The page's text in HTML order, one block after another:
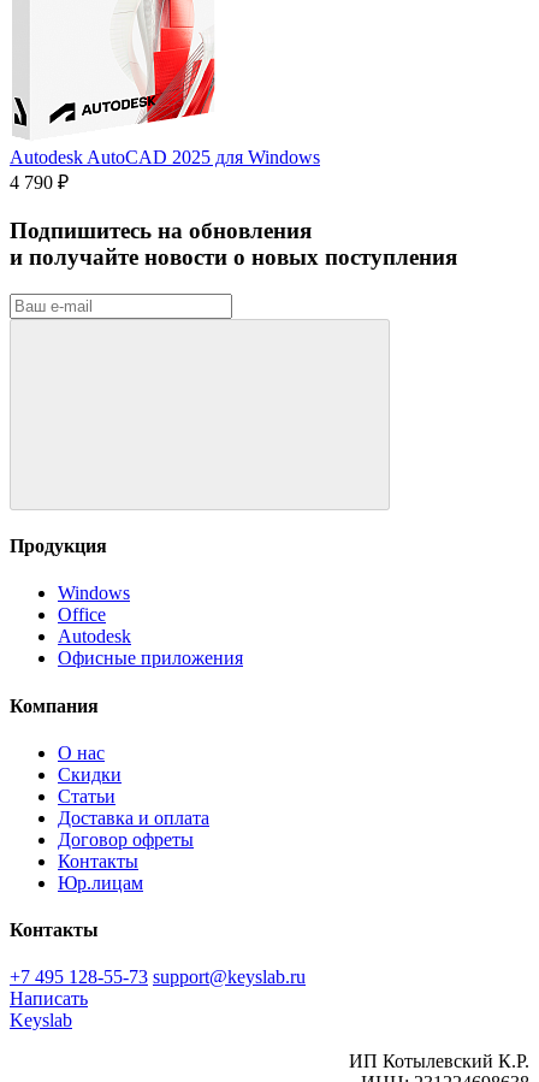
Autodesk AutoCAD 2025 для Windows
4 790 ₽
Подпишитесь на обновления
и получайте новости о новых поступления
Продукция
Windows
Office
Autodesk
Офисные приложения
Компания
О нас
Скидки
Статьи
Доставка и оплата
Договор офреты
Контакты
Юр.лицам
Контакты
+7 495 128-55-73 support@keyslab.ru
Написать
Keyslab
ИП Котылевский К.Р.